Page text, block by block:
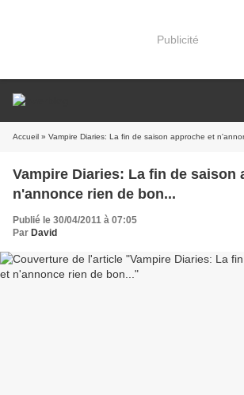
Publicité
Accueil » Vampire Diaries: La fin de saison approche et
Vampire Diaries: La fin de saison
n'annonce rien de bon...
Publié le 30/04/2011 à 07:05
Par David